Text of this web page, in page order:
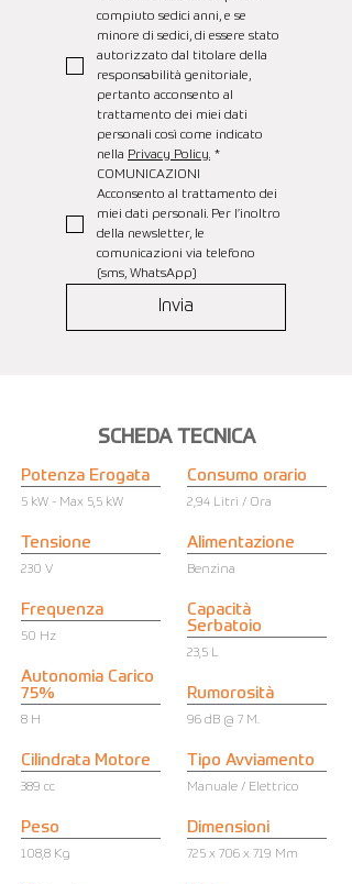
compiuto sedici anni, e se
minore di sedici, di essere stato
autorizzato dal titolare della
responsabilità genitoriale,
pertanto acconsento al
trattamento dei miei dati
personali così come indicato
nella Privacy Policy. *
COMUNICAZIONI
Acconsento al trattamento dei
miei dati personali. Per l’inoltro
della newsletter, le
comunicazioni via telefono
(sms, WhatsApp)
Invia
SCHEDA TECNICA
Potenza Erogata
5 kW - Max 5,5 kW
Tensione
230 V
Frequenza
50 Hz
Autonomia Carico
75%
8 H
Cilindrata Motore
389 cc
Peso
108,8 Kg
Consumo orario
2,94 Litri / Ora
Alimentazione
Benzina
Capacità
Serbatoio
23,5 L
Rumorosità
96 dB @ 7 M.
Tipo Avviamento
Manuale / Elettrico
Dimensioni
725 x 706 x 719 Mm